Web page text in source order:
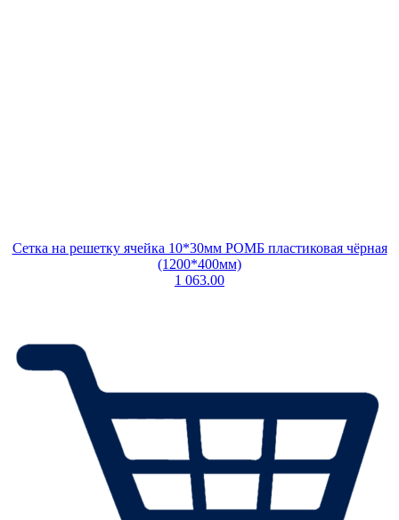
Сетка на решетку ячейка 10*30мм РОМБ пластиковая чёрная
(1200*400мм)
1 063.00